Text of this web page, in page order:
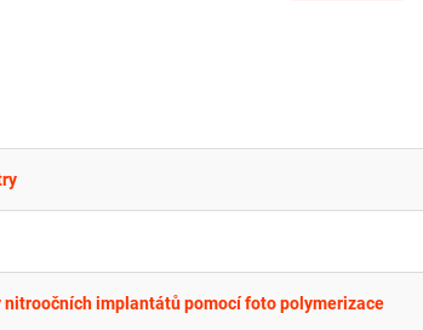
implantátů pomocí foto polymerizace